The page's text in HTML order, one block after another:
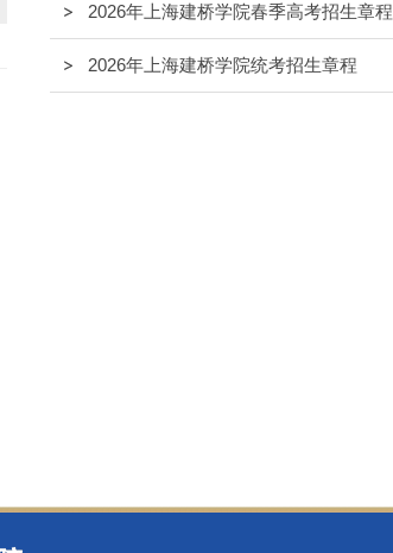
2026年上海建桥学院春季高考招生章程
2026年上海建桥学院统考招生章程